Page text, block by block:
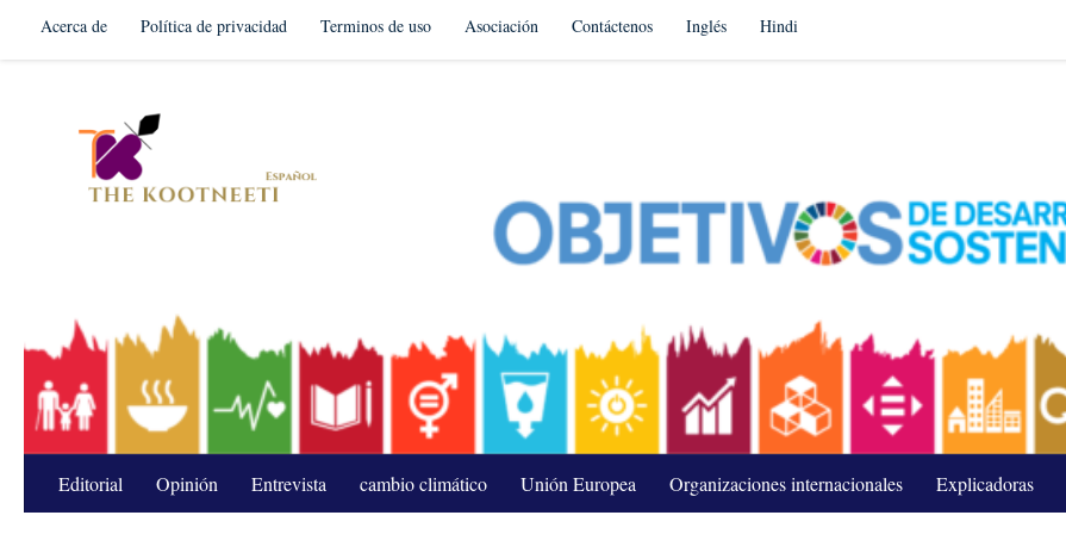
Skip to content
Acerca de Política de privacidad Terminos de uso Asociación Contáctenos Inglés Hindi
Editorial Opinión Entrevista cambio climático Unión Europea Organizaciones internacionales Explicadoras